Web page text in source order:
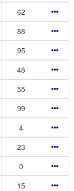
62
88
95
46
55
99
4
23
0
15